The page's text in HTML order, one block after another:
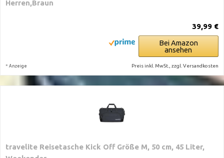
Herren,Braun
39,99 €
Bei Amazon
ansehen
* Anzeige Preis inkl. MwSt., zzgl. Versandkosten
travelite Reisetasche Kick Off Größe M, 50 cm, 45 Liter,